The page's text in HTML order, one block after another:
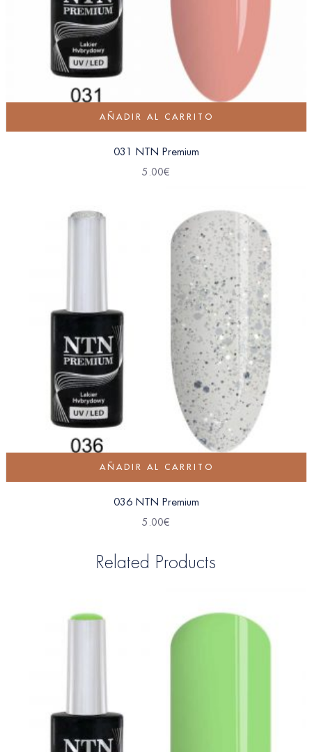
AÑADIR AL CARRITO
031 NTN Premium
5.00€
AÑADIR AL CARRITO
036 NTN Premium
5.00€
Related Products